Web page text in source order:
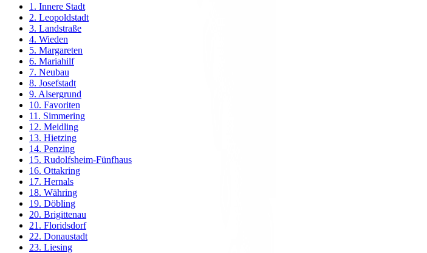
1. Innere Stadt
2. Leopoldstadt
3. Landstraße
4. Wieden
5. Margareten
6. Mariahilf
7. Neubau
8. Josefstadt
9. Alsergrund
10. Favoriten
11. Simmering
12. Meidling
13. Hietzing
14. Penzing
15. Rudolfsheim-Fünfhaus
16. Ottakring
17. Hernals
18. Währing
19. Döbling
20. Brigittenau
21. Floridsdorf
22. Donaustadt
23. Liesing